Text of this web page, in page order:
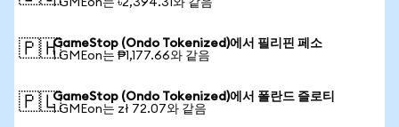
1 GMEon는 ৳2,394.31와 같음
🇵🇭GameStop (Ondo Tokenized)에서 필리핀 페소
1 GMEon는 ₱1,177.66와 같음
🇵🇱GameStop (Ondo Tokenized)에서 폴란드 즐로티
1 GMEon는 zł 72.07와 같음